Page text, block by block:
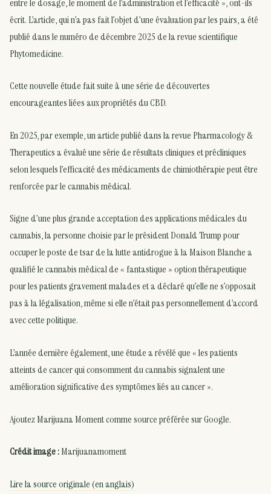
écrit. L’article, qui n’a pas fait l’objet d’une évaluation par les pairs, a été
publié dans le numéro de décembre 2025 de la revue scientifique
Phytomedicine.
Cette nouvelle étude fait suite à une série de découvertes
encourageantes liées aux propriétés du CBD.
En 2025, par exemple, un article publié dans la revue Pharmacology &
Therapeutics a évalué une série de résultats cliniques et précliniques
selon lesquels l’efficacité des médicaments de chimiothérapie peut être
renforcée par le cannabis médical.
Signe d’une plus grande acceptation des applications médicales du
cannabis, la personne choisie par le président Donald Trump pour
occuper le poste de tsar de la lutte antidrogue à la Maison Blanche a
qualifié le cannabis médical de « fantastique » option thérapeutique
pour les patients gravement malades et a déclaré qu’elle ne s’opposait
pas à la légalisation, même si elle n’était pas personnellement d’accord
avec cette politique.
L’année dernière également, une étude a révélé que « les patients
atteints de cancer qui consomment du cannabis signalent une
amélioration significative des symptômes liés au cancer ».
Ajoutez Marijuana Moment comme source préférée sur Google.
Crédit image :Marijuanamoment
Lire la source originale (en anglais)